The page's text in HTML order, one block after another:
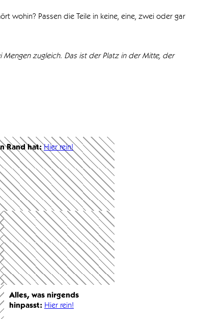
wohin? Passen die Teile in keine, eine, zwei oder gar
zugleich. Das ist der Platz in der Mitte, der
Rand hat:Hier rein!
Alles, was nirgends
hinpasst: Hier rein!